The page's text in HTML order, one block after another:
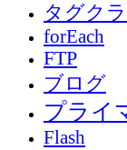
タグク
forEach
FTP
ブログ
プライ
Flash